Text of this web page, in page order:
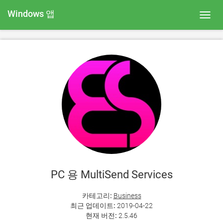
Windows 앱
PC 용 MultiSend Services
카테고리: Business
최근 업데이트: 2019-04-22
현재 버전: 2.5.46